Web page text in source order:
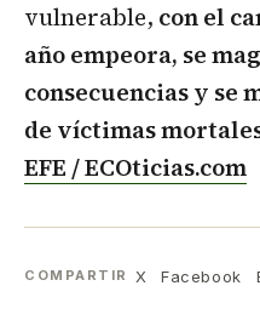
vulnerable, con el
año empeora, se
consecuencias y
de víctimas
EFE / ECOticias.com
COMPARTIR X Facebook